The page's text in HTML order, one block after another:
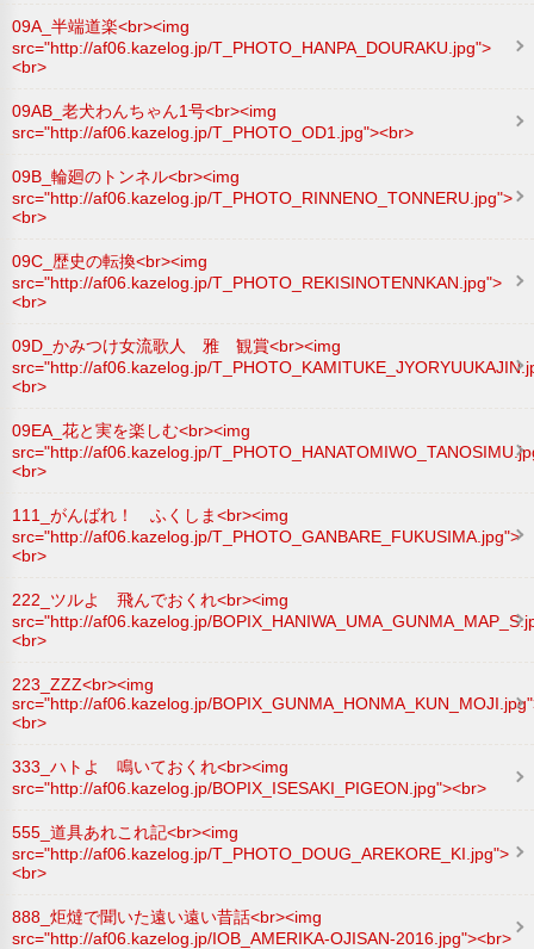
09A_半端道楽<br><img
src="http://af06.kazelog.jp/T_PHOTO_HANPA_DOURAKU.jpg">
<br>
09AB_老犬わんちゃん1号<br><img
src="http://af06.kazelog.jp/T_PHOTO_OD1.jpg"><br>
09B_輪廻のトンネル<br><img
src="http://af06.kazelog.jp/T_PHOTO_RINNENO_TONNERU.jpg">
<br>
09C_歴史の転換<br><img
src="http://af06.kazelog.jp/T_PHOTO_REKISINOTENNKAN.jpg">
<br>
09D_かみつけ女流歌人 雅 観賞<br><img
src="http://af06.kazelog.jp/
<br>
09EA_花と実を楽しむ<br><img
src="http://af06.kazelog.jp/
<br>
111_がんばれ！ ふくしま<br><img
src="http://af06.kazelog.jp/T_PHOTO_GANBARE_FUKUSIMA.jpg">
<br>
222_ツルよ 飛んでおくれ<br><img
src="http://af06.kazelog.jp/
<br>
223_ZZZ<br><img
src="http://af06.kazelog.jp/
<br>
333_ハトよ 鳴いておくれ<br><img
src="http://af06.kazelog.jp/BOPIX_ISESAKI_PIGEON.jpg"><br>
555_道具あれこれ記<br><img
src="http://af06.kazelog.jp/T_PHOTO_DOUG_AREKORE_KI.jpg">
<br>
888_炬燵で聞いた遠い遠い昔話<br><img
src="http://af06.kazelog.jp/IOB_AMERIKA-OJISAN-2016.jpg"><br>